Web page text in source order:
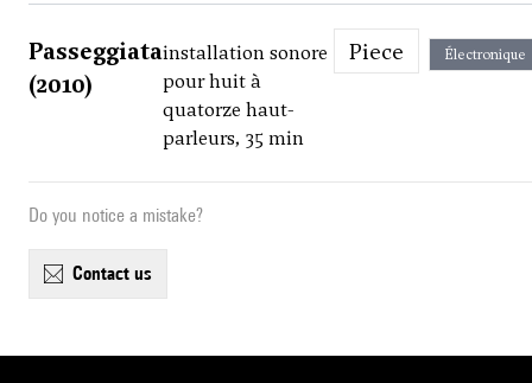
Passeggiata
(2010)
installation sonore
pour huit à
quatorze haut-
parleurs, 35 min
Piece Électronique
Do you notice a mistake?
contact us